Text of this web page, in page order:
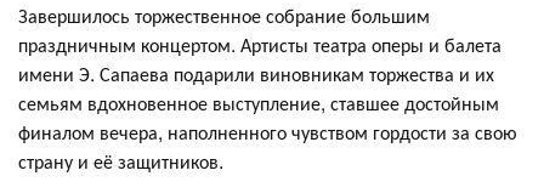
Завершилось торжественное собрание большим
праздничным концертом. Артисты театра оперы и балета
имени Э. Сапаева подарили виновникам торжества и их
семьям вдохновенное выступление, ставшее достойным
финалом вечера, наполненного чувством гордости за свою
страну и её защитников.